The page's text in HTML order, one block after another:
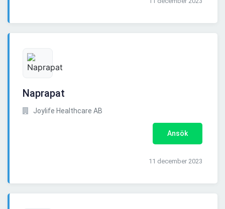
Naprapat
Joylife Healthcare AB
Ansök
11 december 2023